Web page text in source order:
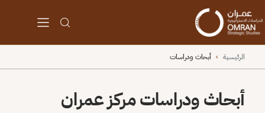
الرئيسية › أبحاث ودراسات
أبحاث ودراسات مركز عمران